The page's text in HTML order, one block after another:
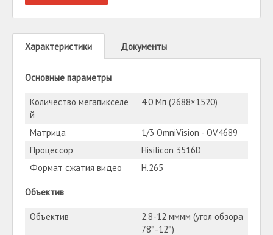
Характеристики Документы
Основные параметры
Количество мегапикселе
й
4.0 Мп (2688×1520)
Матрица
1/3 OmniVision - OV4689
Процессор
Hisilicon 3516D
Формат сжатия видео
H.265
Объектив
Объектив
2.8-12 мммм (угол обзора
78°-12°)